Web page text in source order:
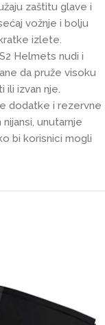
zaštitu glave i
vožnje i bolju
izlete.
Helmets nudi i
da pruže visoku
ili izvan nje.
dodatke i rezervne
unutarnje
bi korisnici mogli